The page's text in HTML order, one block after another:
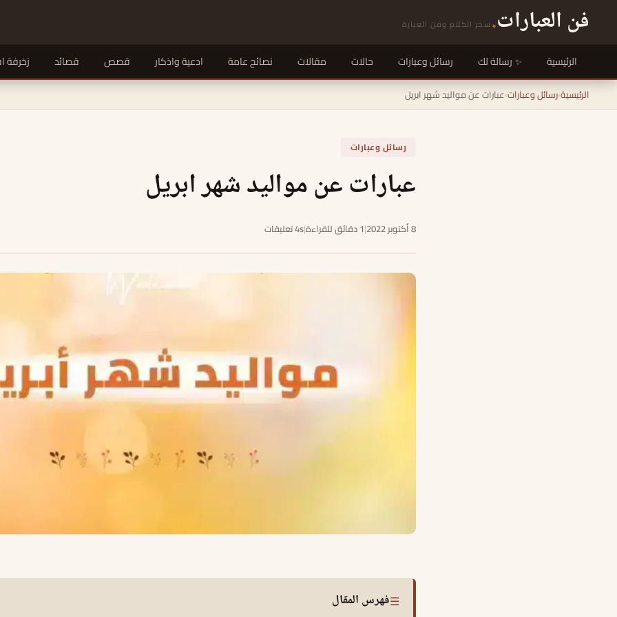
فن العبارات. سحر الكلام وفن العبارة
الرئيسية رسالة لك رسائل وعبارات حالات مقالات نصائح عامة ادعية واذكار قصص قصائد زخرفة
الرئيسية›رسائل وعبارات›عبارات عن مواليد شهر ابريل
رسائل وعبارات
عبارات عن مواليد شهر ابريل
8 أكتوبر 2022 |1 دقائق للقراءة |4s تعليقات
☰فهرس المقال